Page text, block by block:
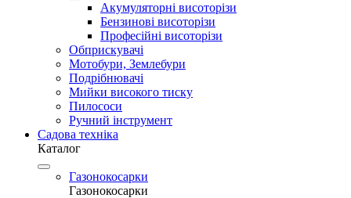
Акумуляторні висоторізи
Бензинові висоторізи
Професійні висоторізи
Обприскувачі
Мотобури, Землебури
Подрібнювачі
Мийки високого тиску
Пилососи
Ручний інструмент
Садова техніка
Каталог
Газонокосарки
Газонокосарки